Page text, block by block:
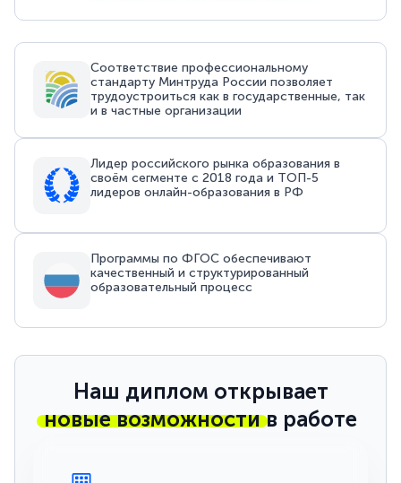
Соответствие профессиональному
стандарту Минтруда России позволяет
трудоустроиться как в государственные, так
и в частные организации
Лидер российского рынка образования в
своём сегменте с 2018 года и ТОП-5
лидеров онлайн-образования в РФ
Программы по ФГОС обеспечивают
качественный и структурированный
образовательный процесс
Наш диплом открывает
новые возможностив работе